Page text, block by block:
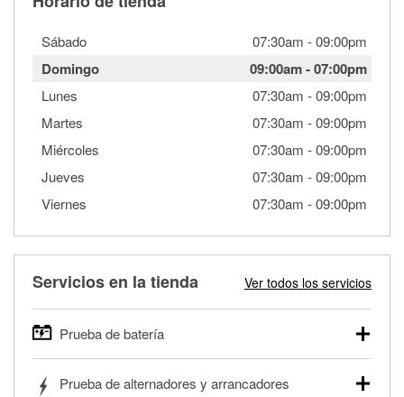
Sábado 07:30am -09:00pm
Domingo 09:00am-07:00pm
Lunes 07:30am -09:00pm
Martes
07:30am -09:00pm
Miércoles
07:30am -09:00pm
Jueves
07:30am -09:00pm
Viernes
07:30am -09:00pm
Servicios en la tienda Ver todos los servicios
Prueba de batería
autos, camionetas, SUVs, vehículos comerciales y
Prueba de alternadores y arrancadores